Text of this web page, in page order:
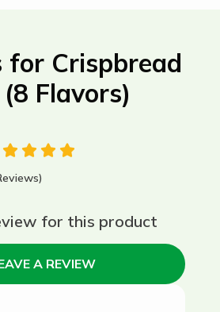
for Crispbread
Flavors)
for this product
A REVIEW